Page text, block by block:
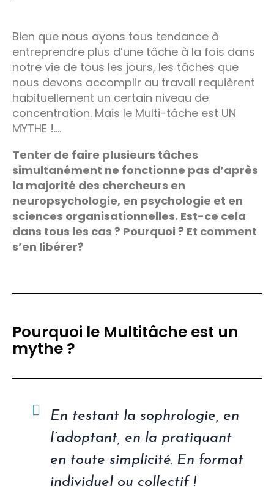
Bien que nous ayons tous tendance à
entreprendre plus d’une tâche à la fois dans
notre vie de tous les jours, les tâches que
nous devons accomplir au travail requièrent
habituellement un certain niveau de
concentration. Mais le Multi-tâche est UN
MYTHE !….
Tenter de faire plusieurs tâches
simultanément ne fonctionne pas d’après
la majorité des chercheurs en
neuropsychologie, en psychologie et en
sciences organisationnelles. Est-ce cela
dans tous les cas ? Pourquoi ? Et comment
s’en libérer?
Pourquoi le Multitâche est un
mythe ?
En testant la sophrologie, en
l’adoptant, en la pratiquant
en toute simplicité. En format
individuel ou collectif !